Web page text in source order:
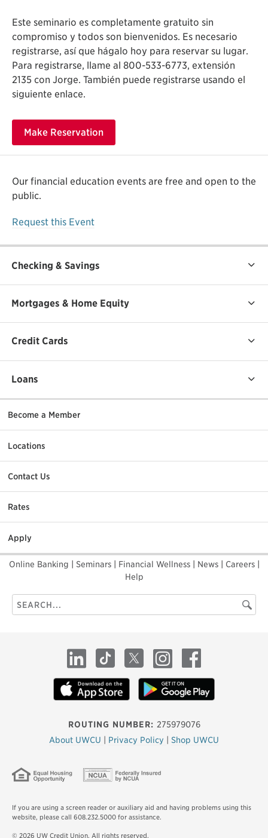
Este seminario es completamente gratuito sin
compromiso y todos son bienvenidos. Es necesario
registrarse, así que hágalo hoy para reservar su lugar.
Para registrarse, llame al 800-533-6773, extensión
2135 con Jorge. También puede registrarse usando el
siguiente enlace.
Make Reservation
Our financial education events are free and open to the
public.
Request this Event
Checking & Savings
Mortgages & Home Equity
Credit Cards
Loans
Become a Member
Locations
Contact Us
Rates
Apply
Online Banking Seminars Financial Wellness News Careers
Help
Search
this
ROUTING NUMBER: 275979076
About UWCU
Privacy Policy Shop UWCU
LinkedInTikTok X InstagramFacebook
If you are using a screen reader or auxiliary aid and having problems using this
website, please call 608.232.5000 for assistance.
© 2026 UW Credit Union. All rights reserved.